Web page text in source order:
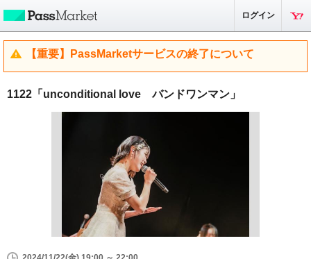
ログイン
【重要】PassMarketサービスの終了について
1122「unconditional love バンドワンマン」